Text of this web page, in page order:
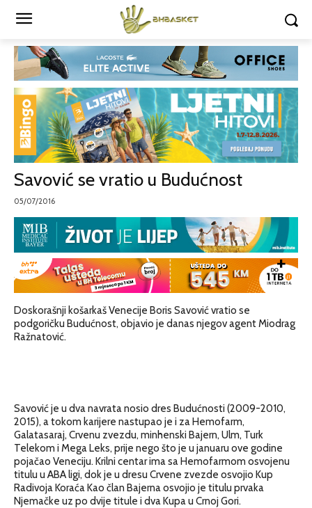
Savović se vratio u Budućnost
05/07/2016
Doskorašnji košarkaš Venecije Boris Savović vratio se
podgoričku Budućnost, objavio je danas njegov agent Miodrag
Ražnatović.
Savović je u dva navrata nosio dres Budućnosti (2009-2010,
2015), a tokom karijere nastupao je i za Hemofarm,
Galatasaraj, Crvenu zvezdu, minhenski Bajern, Ulm, Turk
Telekom i Mega Leks, prije nego što je u januaru ove godine
pojačao Veneciju. Krilni centar ima sa Hemofarmom osvojenu
titulu u ABA ligi, dok je u dresu Crvene zvezde osvojio Kup
Radivoja Koraća Kao član Bajerna osvojio je titulu prvaka
Njemačke uz po dvije titule i dva Kupa u Crnoj Gori.